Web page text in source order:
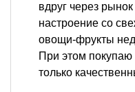
вдруг через
настроение со
овощи-фрукты
При этом
только